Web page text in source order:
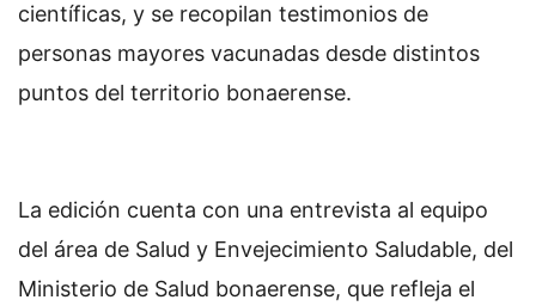
científicas, y se recopilan testimonios de
personas mayores vacunadas desde distintos
puntos del territorio bonaerense.
La edición cuenta con una entrevista al equipo
del área de Salud y Envejecimiento Saludable, del
Ministerio de Salud bonaerense, que refleja el